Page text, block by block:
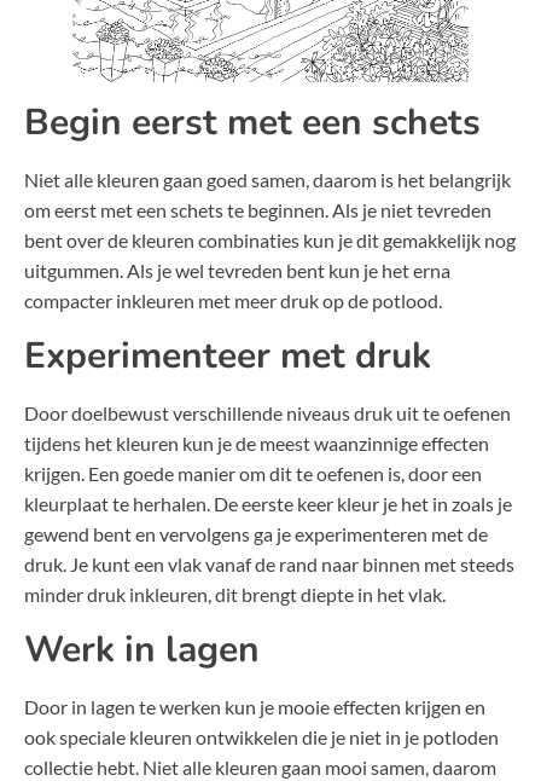
Begin eerst met een schets
Niet alle kleuren gaan goed samen, daarom is het belangrijk
om eerst met een schets te beginnen. Als je niet tevreden
bent over de kleuren combinaties kun je dit gemakkelijk nog
uitgummen. Als je wel tevreden bent kun je het erna
compacter inkleuren met meer druk op de potlood.
Experimenteer met druk
Door doelbewust verschillende niveaus druk uit te oefenen
tijdens het kleuren kun je de meest waanzinnige effecten
krijgen. Een goede manier om dit te oefenen is, door een
kleurplaat te herhalen. De eerste keer kleur je het in zoals je
gewend bent en vervolgens ga je experimenteren met de
druk. Je kunt een vlak vanaf de rand naar binnen met steeds
minder druk inkleuren, dit brengt diepte in het vlak.
Werk in lagen
Door in lagen te werken kun je mooie effecten krijgen en
ook speciale kleuren ontwikkelen die je niet in je potloden
collectie hebt. Niet alle kleuren gaan mooi samen, daarom